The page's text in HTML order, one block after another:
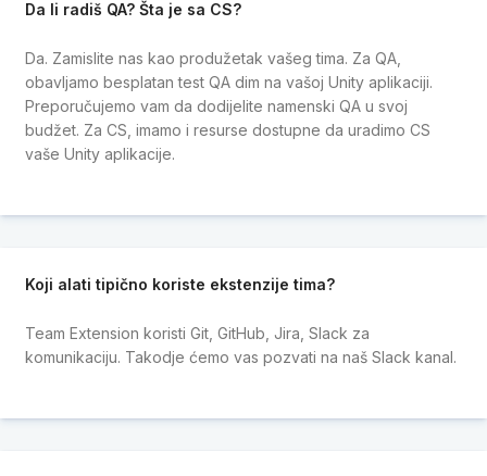
Da li radiš QA? Šta je sa CS?
Da. Zamislite nas kao produžetak vašeg tima. Za QA,
obavljamo besplatan test QA dim na vašoj Unity aplikaciji.
Preporučujemo vam da dodijelite namenski QA u svoj
budžet. Za CS, imamo i resurse dostupne da uradimo CS
vaše Unity aplikacije.
Koji alati tipično koriste ekstenzije tima?
Team Extension koristi Git, GitHub, Jira, Slack za
komunikaciju. Takodje ćemo vas pozvati na naš Slack kanal.